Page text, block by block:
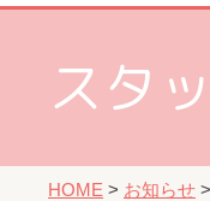
スタ
HOME > お知らせ >